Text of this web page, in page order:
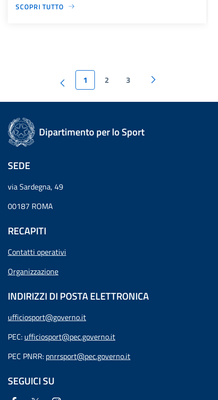
SCOPRI TUTTO
1 2 3
Dipartimento per lo Sport
SEDE
via Sardegna, 49
00187 ROMA
RECAPITI
Contatti operativi
Organizzazione
INDIRIZZI DI POSTA ELETTRONICA
ufficiosport@governo.it
PEC: ufficiosport@pec.governo.it
PEC PNRR: pnrrsport@pec.governo.it
SEGUICI SU